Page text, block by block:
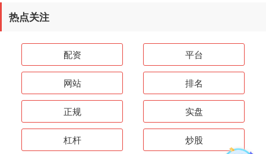
热点关注
配资 平台
网站 排名
正规 实盘
杠杆 炒股